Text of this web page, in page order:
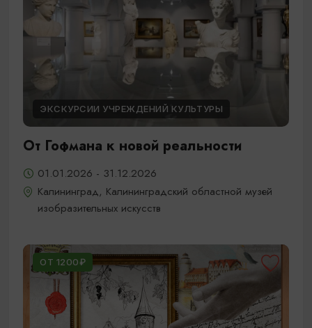
ЭКСКУРСИИ УЧРЕЖДЕНИЙ КУЛЬТУРЫ
От Гофмана к новой реальности
01.01.2026 - 31.12.2026
Калининград, Калининградский областной музей
изобразительных искусств
ОТ 1200₽